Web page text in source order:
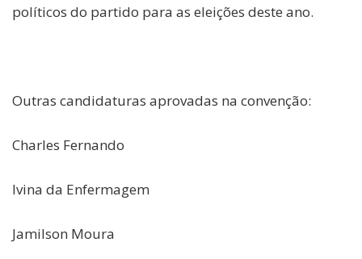
políticos do partido para as eleições deste ano.
Outras candidaturas aprovadas na convenção:
Charles Fernando
Ivina da Enfermagem
Jamilson Moura